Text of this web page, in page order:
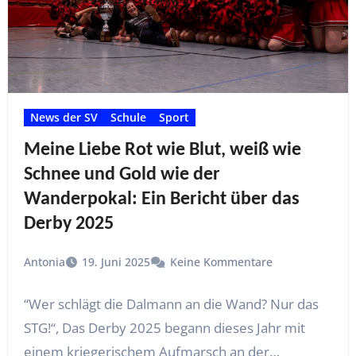
News der SV Schule Sport
Meine Liebe Rot wie Blut, weiß wie
Schnee und Gold wie der
Wanderpokal: Ein Bericht über das
Derby 2025
Antonia 19. Juni 2025 Keine Kommentare
“Wer schlägt die Dalmann an die Wand? Nur das
STG!“, Das Derby 2025 begann dieses Jahr mit
einem kriegerischem Aufmarsch an der…